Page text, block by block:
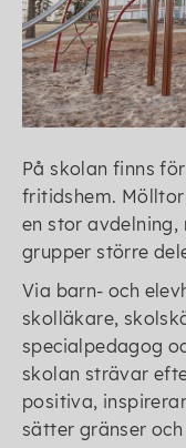
På skolan finns
fritidshem.
en stor avdelning,
grupper större
Via barn- och
skolläkare,
specialpedagog
skolan strävar
positiva,
sätter gränser